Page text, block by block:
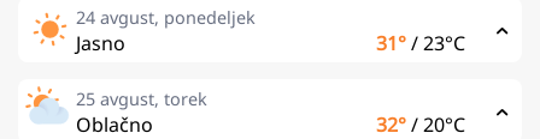
24 avgust, ponedeljek
Jasno 31°/23°C
25 avgust, torek
Oblačno 32°/20°C